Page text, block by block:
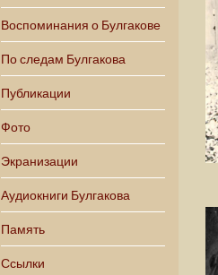
Воспоминания о Булгакове
По следам Булгакова
Публикации
Фото
Экранизации
Аудиокниги Булгакова
Память
Ссылки